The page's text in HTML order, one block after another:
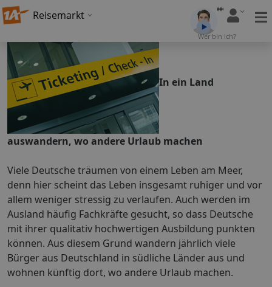
Reisemarkt
Wer bin ich?
In ein Land
auswandern, wo andere Urlaub machen
Viele Deutsche träumen von einem Leben am Meer,
denn hier scheint das Leben insgesamt ruhiger und vor
allem weniger stressig zu verlaufen. Auch werden im
Ausland häufig Fachkräfte gesucht, so dass Deutsche
mit ihrer qualitativ hochwertigen Ausbildung punkten
können. Aus diesem Grund wandern jährlich viele
Bürger aus Deutschland in südliche Länder aus und
wohnen künftig dort, wo andere Urlaub machen.